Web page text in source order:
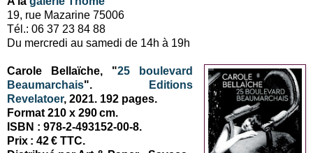
19, rue Mazarine 75006
Tél.: 06 37 23 84 88
Du mercredi au samedi de 14h à 19h
Carole Bellaïche, "25 boulevard
Beaumarchais".
Editions
Revelatoer, 2021. 192 pages.
Format 210 x 290 cm.
ISBN : 978-2-493152-00-8.
Prix : 42 € TTC.